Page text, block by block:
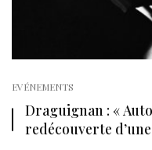
EVÉNEMENTS
Draguignan : «
redécouverte